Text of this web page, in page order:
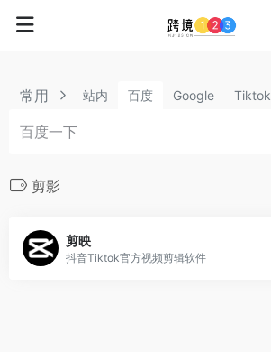
常用 站内 百度 Google Tiktok
剪影
剪映
抖音Tiktok官方视频剪辑软件